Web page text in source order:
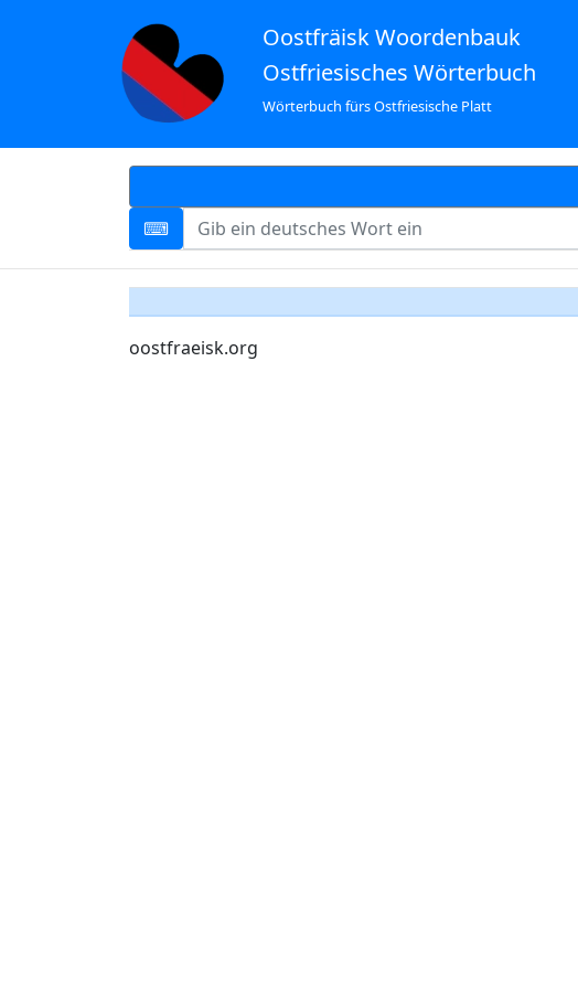
Oostfräisk Woordenbauk
Ostfriesisches Wörterbuch
Wörterbuch fürs Ostfriesische Platt
oostfraeisk.org